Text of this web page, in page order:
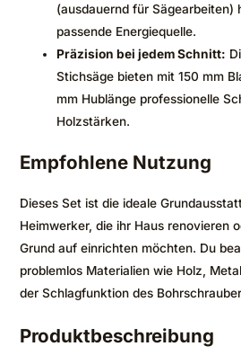
(ausdauernd für Sägearbeiten)
passende Energiequelle.
Präzision bei jedem Schnitt:
Stichsäge bieten mit 150 mm
mm Hublänge professionelle
Holzstärken.
Empfohlene Nutzung
Dieses Set ist die ideale
Heimwerker, die ihr Haus renovieren
Grund auf einrichten möchten. Du
problemlos Materialien wie Holz,
der Schlagfunktion des
Produktbeschreibung